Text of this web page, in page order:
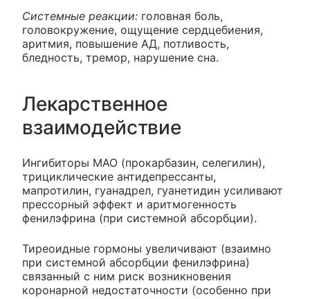
Системные реакции: головная боль,
головокружение, ощущение сердцебиения,
аритмия, повышение АД, потливость,
бледность, тремор, нарушение сна.
Лекарственное
взаимодействие
Ингибиторы МАО (прокарбазин, селегилин),
трициклические антидепрессанты,
мапротилин, гуанадрел, гуанетидин усиливают
прессорный эффект и аритмогенность
фенилэфрина (при системной абсорбции).
Тиреоидные гормоны увеличивают (взаимно
при системной абсорбции фенилэфрина)
связанный с ним риск возникновения
коронарной недостаточности (особенно при